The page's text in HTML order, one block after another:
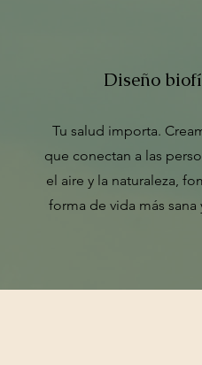
Diseño
Tu salud importa.
que conectan a las
el aire y la naturaleza,
forma de vida más